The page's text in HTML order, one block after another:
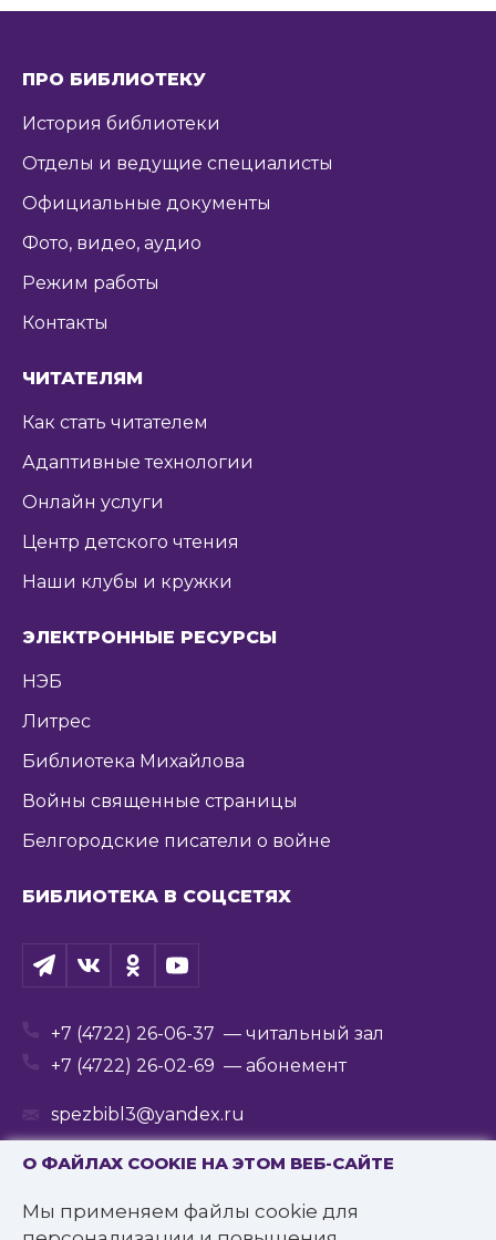
О ФАЙЛАХ COOKIE НА ЭТОМ ВЕБ-САЙТЕ
Мы применяем файлы cookie для
ПРО БИБЛИОТЕКУ
История библиотеки
Отделы и ведущие специалисты
Официальные документы
Фото, видео, аудио
Режим работы
Контакты
ЧИТАТЕЛЯМ
Как стать читателем
Адаптивные технологии
Онлайн услуги
Центр детского чтения
Наши клубы и кружки
ЭЛЕКТРОННЫЕ РЕСУРСЫ
НЭБ
Литрес
Библиотека Михайлова
Войны священные страницы
Белгородские писатели о войне
БИБЛИОТЕКА В СОЦСЕТЯХ
+7 (4722) 26-06-37 — читальный зал
+7 (4722) 26-02-69 — абонемент
spezbibl3@yandex.ru
© 2016—2022 Государственное бюджетное